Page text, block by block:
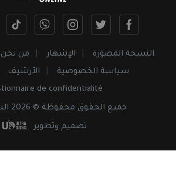
النسخة المصورة الإشهار من نحن
سياسة الخصوصية
الأرشيف
de confidentialité
جميع الحقوق محفوظة © 2026 النهار أونلاين
تصميم وتطوير